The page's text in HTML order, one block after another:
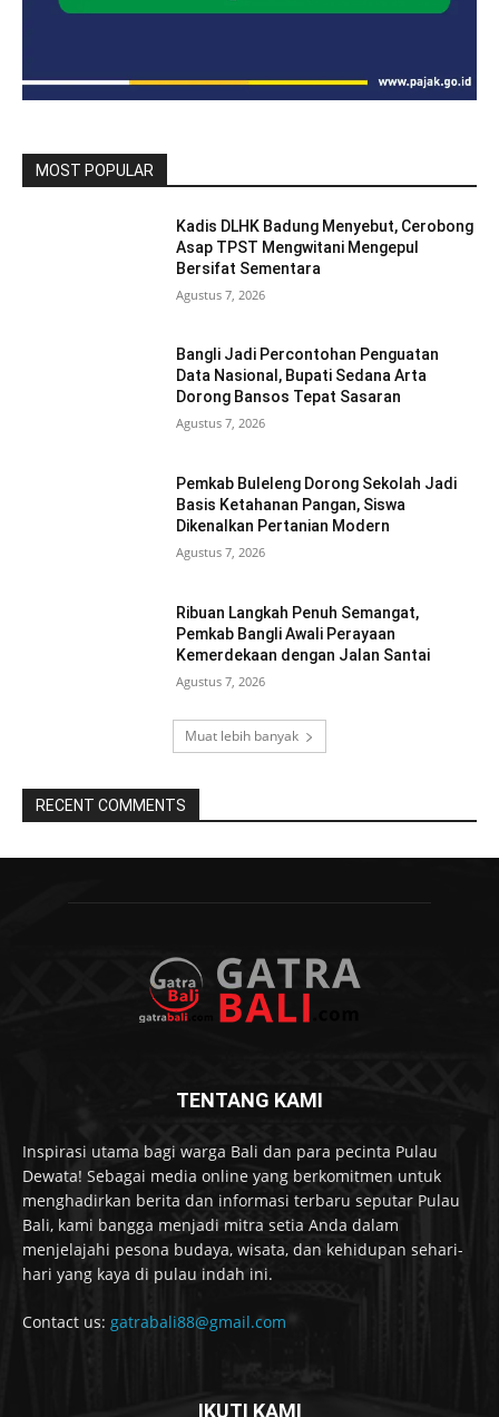
MOST POPULAR
Kadis DLHK Badung Menyebut, Cerobong
Asap TPST Mengwitani Mengepul
Bersifat Sementara
Agustus 7, 2026
Bangli Jadi Percontohan Penguatan
Data Nasional, Bupati Sedana Arta
Dorong Bansos Tepat Sasaran
Agustus 7, 2026
Pemkab Buleleng Dorong Sekolah Jadi
Basis Ketahanan Pangan, Siswa
Dikenalkan Pertanian Modern
Agustus 7, 2026
Ribuan Langkah Penuh Semangat,
Pemkab Bangli Awali Perayaan
Kemerdekaan dengan Jalan Santai
Agustus 7, 2026
Muat lebih banyak
RECENT COMMENTS
TENTANG KAMI
Inspirasi utama bagi warga Bali dan para pecinta Pulau
Dewata! Sebagai media online yang berkomitmen untuk
menghadirkan berita dan informasi terbaru seputar Pulau
Bali, kami bangga menjadi mitra setia Anda dalam
menjelajahi pesona budaya, wisata, dan kehidupan sehari-
hari yang kaya di pulau indah ini.
Contact us: gatrabali88@gmail.com
IKUTI KAMI